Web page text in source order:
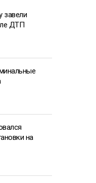
завели
ДТП
на